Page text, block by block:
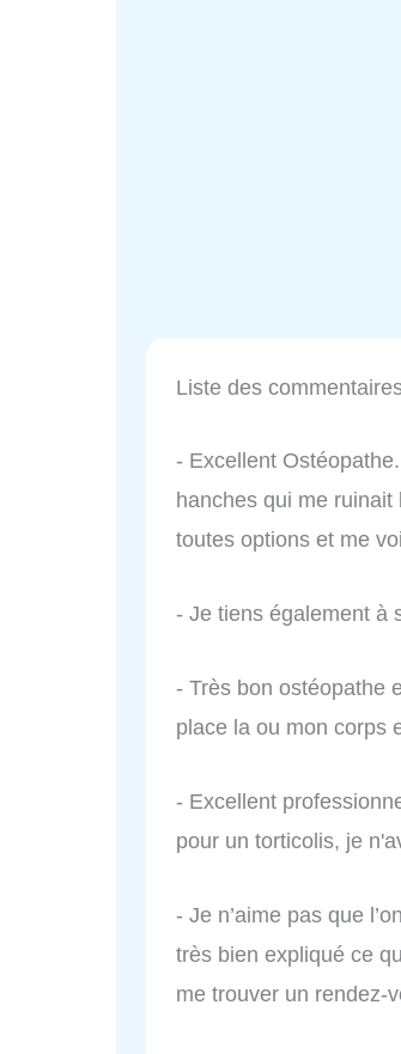
Liste des
- Excellent
hanches qui me
toutes options et me
- Je tiens également à
- Très bon ostéopathe
place la ou mon corps
- Excellent
pour un torticolis, je
- Je n’aime pas que
très bien expliqué ce
me trouver un rendez-